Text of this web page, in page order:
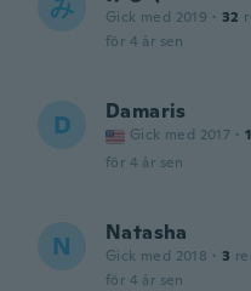
み Gick med 2019 · 32
för 4 år sen
D Damaris
Gick med 2017 ·
för 4 år sen
N Natasha
Gick med 2018 · 3
för 4 år sen